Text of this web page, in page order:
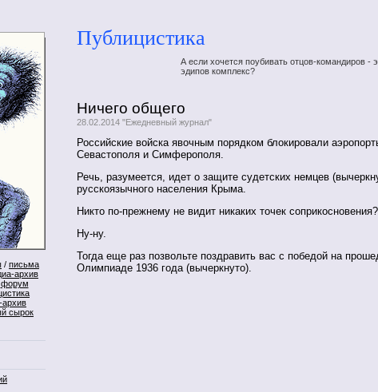
/ письма
архив
форум
архив
сырок
Публицистика
А если хочется поубивать отцов-командиров -
эдипов комплекс?
Ничего общего
28.02.2014 "Ежедневный журнал"
Российские войска явочным порядком блокировали
Севастополя и Симферополя.
Речь, разумеется, идет о защите судетских немцев
русскоязычного населения Крыма.
Никто по-прежнему не видит никаких точек соприкосновения?
Ну-ну.
Тогда еще раз позвольте поздравить вас с победой на
Олимпиаде 1936 года (вычеркнуто).